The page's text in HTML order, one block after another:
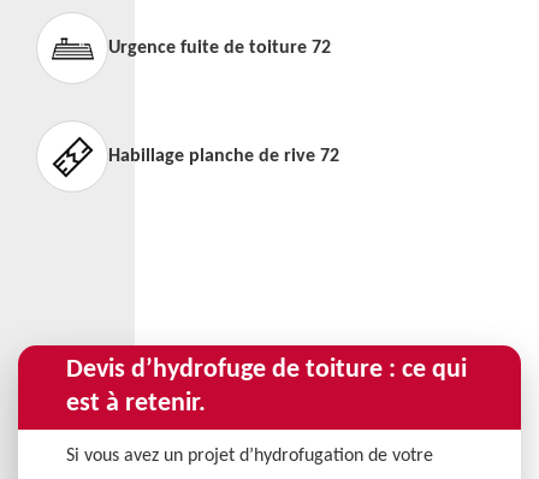
Urgence fuite de toiture 72
Habillage planche de rive 72
Devis d’hydrofuge de toiture : ce qui
est à retenir.
Si vous avez un projet d’hydrofugation de votre